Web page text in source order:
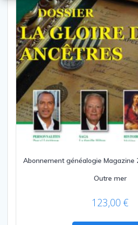
Abonnement généalogie Magazine
Outre mer
123,00 €